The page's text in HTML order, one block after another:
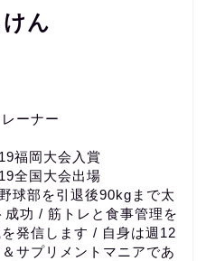
ん
ーナー
福岡大会入賞
全国大会出場
球部を引退後90kgまで太
功 / 筋トレと食事管理を
発信します / 自身は週12
サプリメントマニアであ